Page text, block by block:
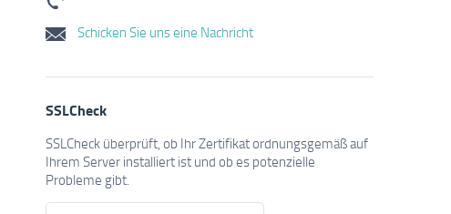
Schicken Sie uns eine Nachricht
SSLCheck
SSLCheck überprüft, ob Ihr Zertifikat ordnungsgemäß auf
Ihrem Server installiert ist und ob es potenzielle
Probleme gibt.